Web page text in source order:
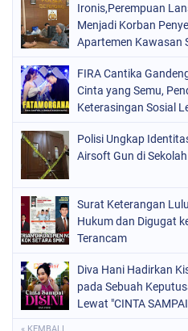
Ironis,Perempuan
Menjadi Korban
Apartemen Kawasan
FIRA Cantika
Cinta yang Semu,
Keterasingan Sosial
Polisi Ungkap
Airsoft Gun di
Surat Keterangan
Hukum dan Digugat
Terancam
Diva Hani Hadirkan
pada Sebuah
Lewat "CINTA